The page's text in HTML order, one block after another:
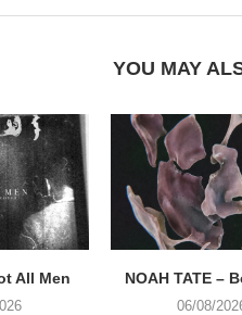
YOU MAY
All Men NOAH TATE –
06/08/